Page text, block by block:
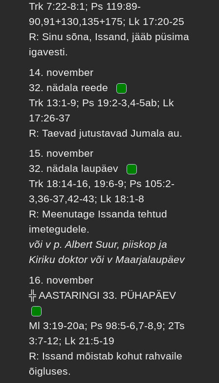
Trk 7:22-8:1; Ps 119:89-
90,91+130,135+175; Lk 17:20-25
R: Sinu sõna, Issand, jääb püsima
igavesti.
14. november
32. nädala reede
Trk 13:1-9; Ps 19:2-3,4-5ab; Lk
17:26-37
R: Taevad jutustavad Jumala au.
15. november
32. nädala laupäev
Trk 18:14-16, 19:6-9; Ps 105:2-
3,36-37,42-43; Lk 18:1-8
R: Meenutage Issanda tehtud
imetegudele.
või v p. Albert Suur, piiskop ja
Kiriku doktor või v Maarjalaupäev
16. november
╬ AASTARINGI 33. PÜHAPÄEV
Ml 3:19-20a; Ps 98:5-6,7-8,9; 2Ts
3:7-12; Lk 21:5-19
R: Issand mõistab kohut rahvaile
õigluses.